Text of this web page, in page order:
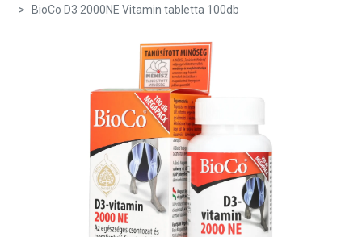
BioCo D3 2000NE Vitamin tabletta 100db